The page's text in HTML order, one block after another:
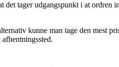
tager udgangspunkt i at ordren
kunne man tage den mest